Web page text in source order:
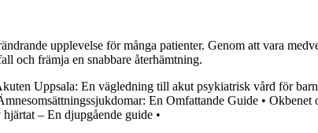
upplevelse för många patienter. Genom att vara
och främja en snabbare återhämtning.
Uppsala: En vägledning till akut psykiatrisk vård för
En Omfattande Guide • Okbenet
– En djupgående guide •